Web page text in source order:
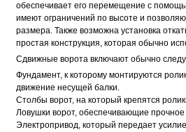
обеспечивает его перемещение с
имеют ограничений по высоте и
размера. Также возможна установка
простая конструкция, которая обычно
Сдвижные ворота включают обычно
Фундамент, к которому монтируются
движение несущей балки.
Столбы ворот, на который крепятся
Ловушки ворот, обеспечивающие
Электропривод, который передает